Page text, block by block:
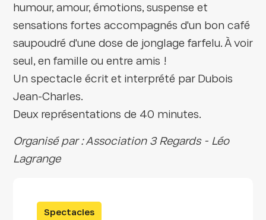
humour, amour, émotions, suspense et
sensations fortes accompagnés d'un bon café
saupoudré d'une dose de jonglage farfelu. À voir
seul, en famille ou entre amis !
Un spectacle écrit et interprété par Dubois
Jean-Charles.
Deux représentations de 40 minutes.
Organisé par : Association 3 Regards - Léo
Lagrange
Spectacles